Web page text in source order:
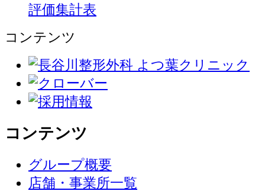
評価集計表
コンテンツ
コンテンツ
グループ概要
店舗・事業所一覧